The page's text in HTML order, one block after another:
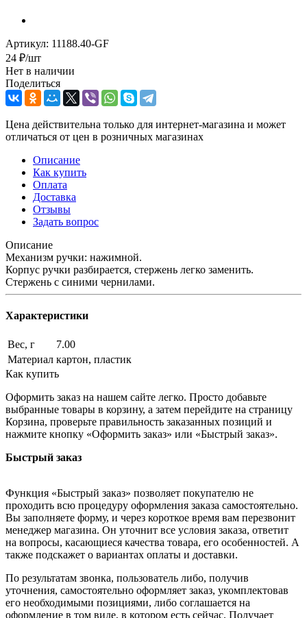
Артикул: 11188.40-GF
24 ₽/шт
Нет в наличии
Поделиться
Цена действительна только для интернет-магазина и может
отличаться от цен в розничных магазинах
Описание
Как купить
Оплата
Доставка
Отзывы
Задать вопрос
Описание
Механизм ручки: нажимной.
Корпус ручки разбирается, стержень легко заменить.
Стержень с синими чернилами.
Характеристики
Вес, г
7.00
Материал картон, пластик
Как купить
Оформить заказ на нашем сайте легко. Просто добавьте
выбранные товары в корзину, а затем перейдите на страницу
Корзина, проверьте правильность заказанных позиций и
нажмите кнопку «Оформить заказ» или «Быстрый заказ».
Быстрый заказ
Функция «Быстрый заказ» позволяет покупателю не
проходить всю процедуру оформления заказа самостоятельно.
Вы заполняете форму, и через короткое время вам перезвонит
менеджер магазина. Он уточнит все условия заказа, ответит
на вопросы, касающиеся качества товара, его особенностей. А
также подскажет о вариантах оплаты и доставки.
По результатам звонка, пользователь либо, получив
уточнения, самостоятельно оформляет заказ, укомплектовав
его необходимыми позициями, либо соглашается на
оформление в том виде, в котором есть сейчас. Получает